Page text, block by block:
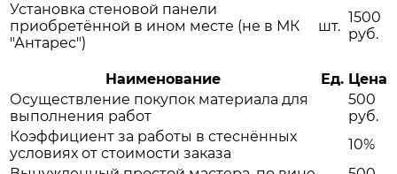
Установка стеновой панели
приобретённой в ином месте (не в МК
"Антарес")
шт.
1500
руб.
Наименование Ед. Цена
Осуществление покупок материала для
выполнения работ
500
руб.
Коэффициент за работы в стеснённых
условиях от стоимости заказа
10%